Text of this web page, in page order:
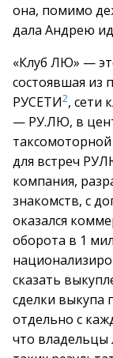
она, помимо
дала Андрею
«Клуб ЛЮ» —
состоявшая из
РУСЕТИ2, сети
— РУ.ЛЮ, в
для встреч
компания,
знакомств, с
оказался
оборота в 1
сказать
сделки выкупа
отдельно с
что владельцы